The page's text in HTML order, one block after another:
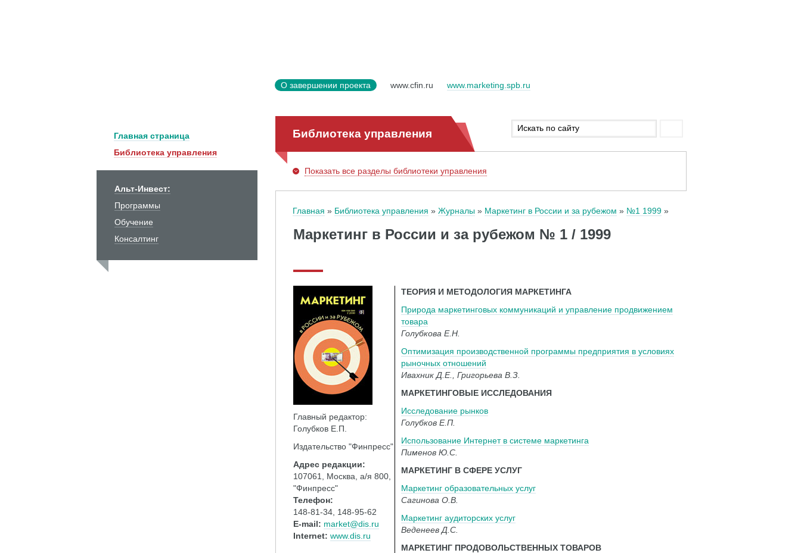
О завершении проекта www.cfin.ru www.marketing.spb.ru
Главная страница
Библиотека управления
Альт-Инвест:
Программы
Обучение
Консалтинг
Библиотека управления
Показать все разделы библиотеки управления
Главная Библиотека управления Журналы Маркетинг в России и за рубежом №1 1999
Маркетинг в России и за рубежом № 1 / 1999
Главный редактор:
Голубков Е.П.
Издательство "Финпресс"
Адрес редакции:
107061, Москва, а/я 800,
"Финпресс"
Телефон:
148-81-34, 148-95-62
E-mail: market@dis.ru
Internet: www.dis.ru
ТЕОРИЯ И МЕТОДОЛОГИЯ МАРКЕТИНГА
Природа маркетинговых коммуникаций и управление продвижением
товара
Голубкова Е.Н.
Оптимизация производственной программы предприятия в условиях
рыночных отношений
Ивахник Д.Е., Григорьева В.З.
МАРКЕТИНГОВЫЕ ИССЛЕДОВАНИЯ
Исследование рынков
Голубков Е.П.
Использование Интернет в системе маркетинга
Пименов Ю.С.
МАРКЕТИНГ В СФЕРЕ УСЛУГ
Маркетинг образовательных услуг
Сагинова О.В.
Маркетинг аудиторских услуг
Веденеев Д.С.
МАРКЕТИНГ ПРОДОВОЛЬСТВЕННЫХ ТОВАРОВ